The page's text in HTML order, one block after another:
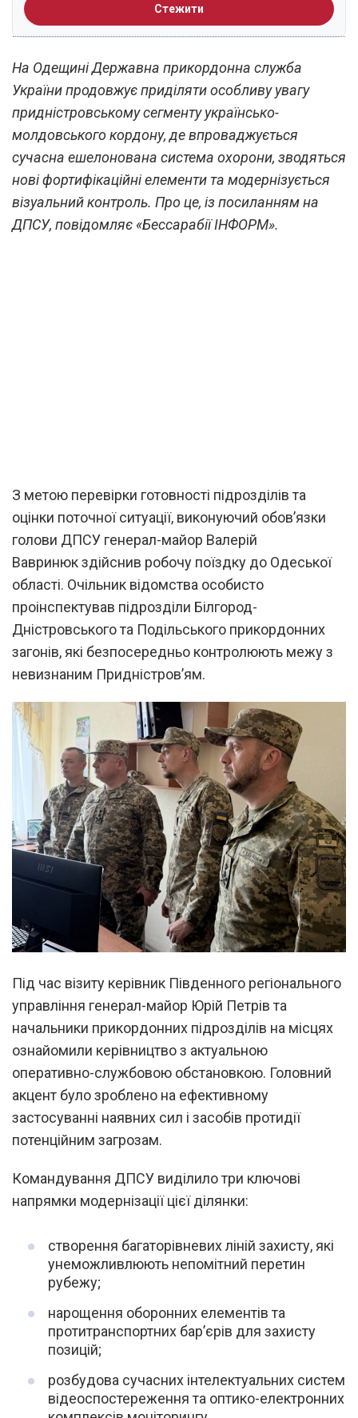
Стежити
На Одещині Державна прикордонна служба
України продовжує приділяти особливу увагу
придністровському сегменту українсько-
молдовського кордону, де впроваджується
сучасна ешелонована система охорони, зводяться
нові фортифікаційні елементи та модернізується
візуальний контроль. Про це, із посиланням на
ДПСУ, повідомляє «Бессарабії ІНФОРМ».
З метою перевірки готовності підрозділів та
оцінки поточної ситуації, виконуючий обов’язки
голови ДПСУ генерал-майор Валерій
Вавринюк здійснив робочу поїздку до Одеської
області. Очільник відомства особисто
проінспектував підрозділи Білгород-
Дністровського та Подільського прикордонних
загонів, які безпосередньо контролюють межу з
невизнаним Придністров’ям.
Під час візиту керівник Південного регіонального
управління генерал-майор Юрій Петрів та
начальники прикордонних підрозділів на місцях
ознайомили керівництво з актуальною
оперативно-службовою обстановкою. Головний
акцент було зроблено на ефективному
застосуванні наявних сил і засобів протидії
потенційним загрозам.
Командування ДПСУ виділило три ключові
напрямки модернізації цієї ділянки:
створення багаторівневих ліній захисту, які
унеможливлюють непомітний перетин
рубежу;
нарощення оборонних елементів та
протитранспортних бар’єрів для захисту
позицій;
розбудова сучасних інтелектуальних систем
відеоспостереження та оптико-електронних